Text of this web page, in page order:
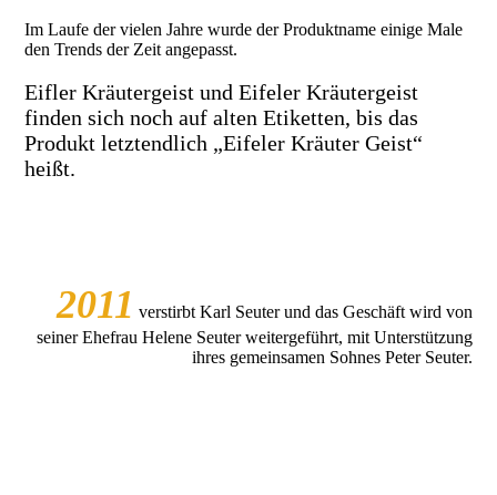
Im Laufe der vielen Jahre wurde der Produktname einige Male
den Trends der Zeit angepasst.
Eifler Kräutergeist und Eifeler Kräutergeist
finden sich noch auf alten Etiketten, bis das
Produkt letztendlich „Eifeler Kräuter Geist“
heißt.
2011 verstirbt Karl Seuter und das Geschäft wird von
seiner Ehefrau Helene Seuter weitergeführt, mit Unterstützung
ihres gemeinsamen Sohnes Peter Seuter.